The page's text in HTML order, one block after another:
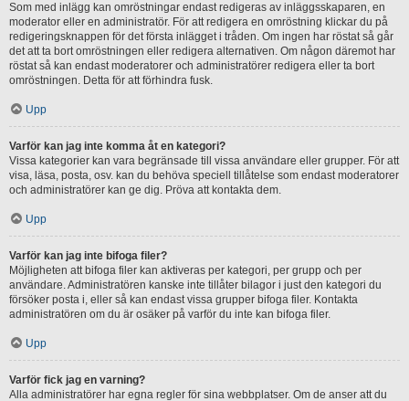
Som med inlägg kan omröstningar endast redigeras av inläggsskaparen, en
moderator eller en administratör. För att redigera en omröstning klickar du på
redigeringsknappen för det första inlägget i tråden. Om ingen har röstat så går
det att ta bort omröstningen eller redigera alternativen. Om någon däremot har
röstat så kan endast moderatorer och administratörer redigera eller ta bort
omröstningen. Detta för att förhindra fusk.
Upp
Varför kan jag inte komma åt en kategori?
Vissa kategorier kan vara begränsade till vissa användare eller grupper. För att
visa, läsa, posta, osv. kan du behöva speciell tillåtelse som endast moderatorer
och administratörer kan ge dig. Pröva att kontakta dem.
Upp
Varför kan jag inte bifoga filer?
Möjligheten att bifoga filer kan aktiveras per kategori, per grupp och per
användare. Administratören kanske inte tillåter bilagor i just den kategori du
försöker posta i, eller så kan endast vissa grupper bifoga filer. Kontakta
administratören om du är osäker på varför du inte kan bifoga filer.
Upp
Varför fick jag en varning?
Alla administratörer har egna regler för sina webbplatser. Om de anser att du